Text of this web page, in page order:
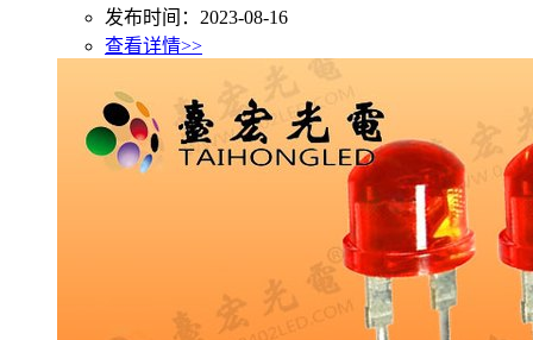
发布时间：2023-08-16
查看详情>>